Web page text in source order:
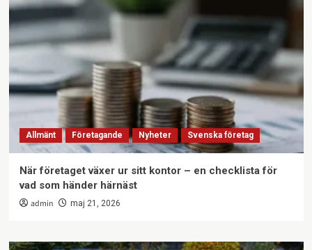
Allmänt Företagande Nyheter Svenska företag
När företaget växer ur sitt kontor – en checklista för
vad som händer härnäst
admin maj 21, 2026